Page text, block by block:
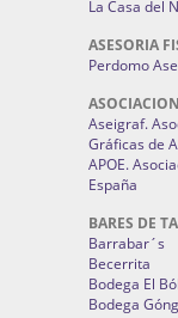
La Casa del
ASESORIA
Perdomo
Aseigraf.
Gráficas de
APOE.
España
BARES DE
Barrabar´s
Becerrita
Bodega El
Bodega